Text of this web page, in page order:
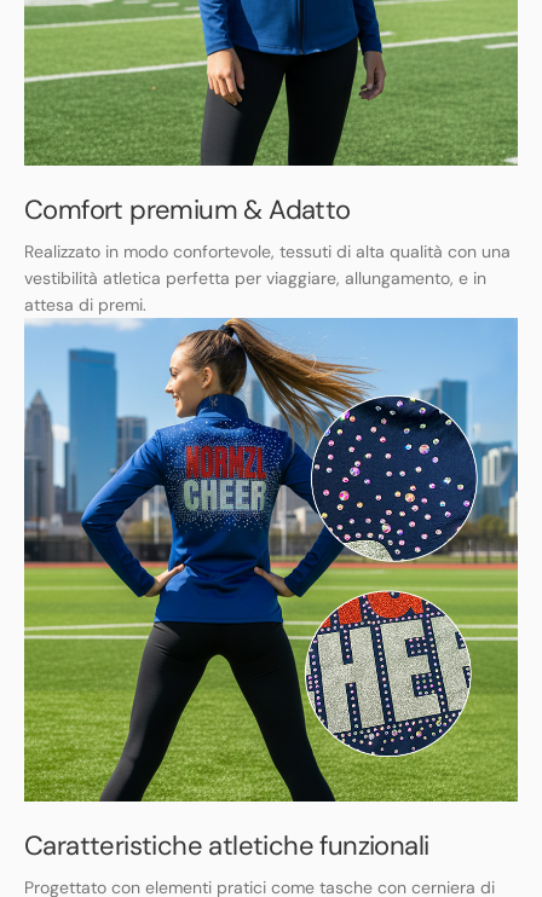
Comfort premium & Adatto
Realizzato in modo confortevole, tessuti di alta qualità con una
vestibilità atletica perfetta per viaggiare, allungamento, e in
attesa di premi.
Caratteristiche atletiche funzionali
Progettato con elementi pratici come tasche con cerniera di